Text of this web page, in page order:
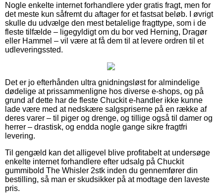
Nogle enkelte internet forhandlere yder gratis fragt, men for
det meste kun såfremt du aftager for et fastsat beløb. I øvrigt
skulle du udvælge den mest betalelige fragttype, som i de
fleste tilfælde – ligegyldigt om du bor ved Herning, Dragør
eller Hammel – vil være at få dem til at levere ordren til et
udleveringssted.
Det er jo efterhånden ultra gnidningsløst for almindelige
dødelige at prissammenligne hos diverse e-shops, og på
grund af dette har de fleste Chuckit e-handler ikke kunne
lade være med at nedskære salgspriserne på en række af
deres varer – til piger og drenge, og tillige også til damer og
herrer – drastisk, og endda nogle gange sikre fragtfri
levering.
Til gengæld kan det alligevel blive profitabelt at undersøge
enkelte internet forhandlere efter udsalg på Chuckit
gummibold The Whisler 2stk inden du gennemfører din
bestilling, så man er skudsikker på at modtage den laveste
pris.